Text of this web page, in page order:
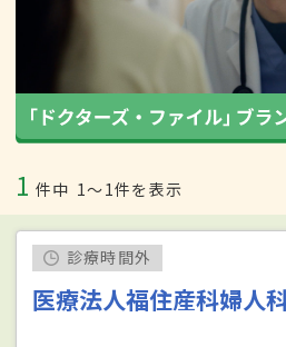
1 件中 1〜1件を表示
診療時間外
医療法人福住産科婦人